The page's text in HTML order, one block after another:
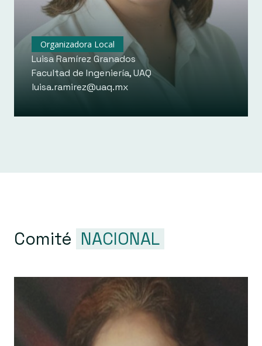
Organizadora Local
Luisa Ramírez Granados
Facultad de Ingeniería, UAQ
luisa.ramirez@uaq.mx
Comité NACIONAL